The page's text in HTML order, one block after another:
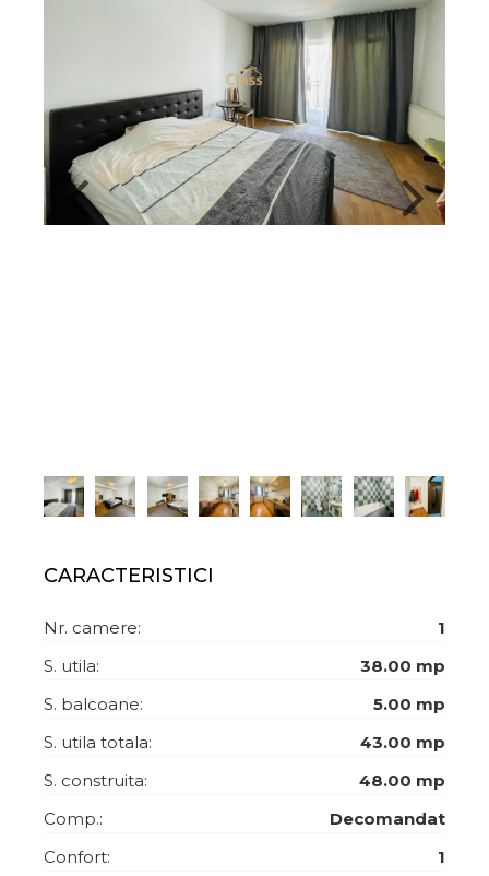
CARACTERISTICI
Nr. camere:
1
S. utila:
38.00 mp
S. balcoane:
5.00 mp
S. utila totala:
43.00 mp
S. construita:
48.00 mp
Comp.:
Decomandat
Confort:
1